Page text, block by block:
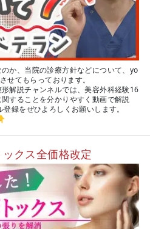
か、当院の診療方針などについて、yo
せてもらっております。
解説チャンネルでは、美容外科経験16
することを分かりやすく動画で解説
録をぜひよろしくお願いします。
クス全価格改定